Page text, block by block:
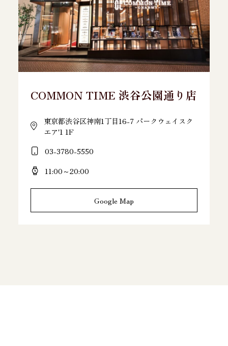
COMMON TIME 渋谷公園通り店
東京都渋谷区神南1丁目16-7 パークウェイスク
エア'1 1F
03-3780-5550
11:00～20:00
Google Map